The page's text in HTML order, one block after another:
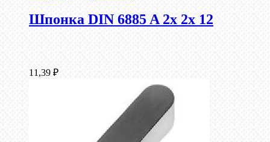
Шпонка DIN 6885 A 2x 2x 12
11,39 ₽